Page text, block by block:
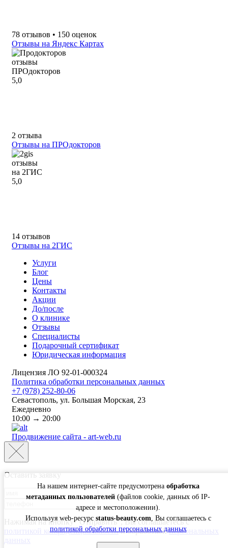
На нашем интернет-сайте предусмотрена обработка
метаданных пользователей (файлов cookie, данных об IP-
адресе и местоположении).
Используя web-ресурс status-beauty.com, Вы соглашаетесь с
политикой обработки персональных данных
78 отзывов • 150 оценок
Отзывы на Яндекс Картах
отзывы
ПРОдокторов
5,0
2 отзыва
Отзывы на ПРОдокторов
отзывы
на 2ГИС
5,0
14 отзывов
Отзывы на 2ГИС
Услуги
Блог
Цены
Контакты
Акции
До/после
О клинике
Отзывы
Специалисты
Подарочный сертификат
Юридическая информация
Лицензия ЛО 92-01-000324
Политика обработки персональных данных
+7 (978) 252-80-06
Севастополь, ул. Большая Морская, 23
Ежедневно
10:00 → 20:00
Продвижение сайта - art-web.ru
Оставить заявку
Нажимая на кнопку "Отправить", Вы соглашаетесь с
политикой конфиденциальностии обработкойперсональных
данных